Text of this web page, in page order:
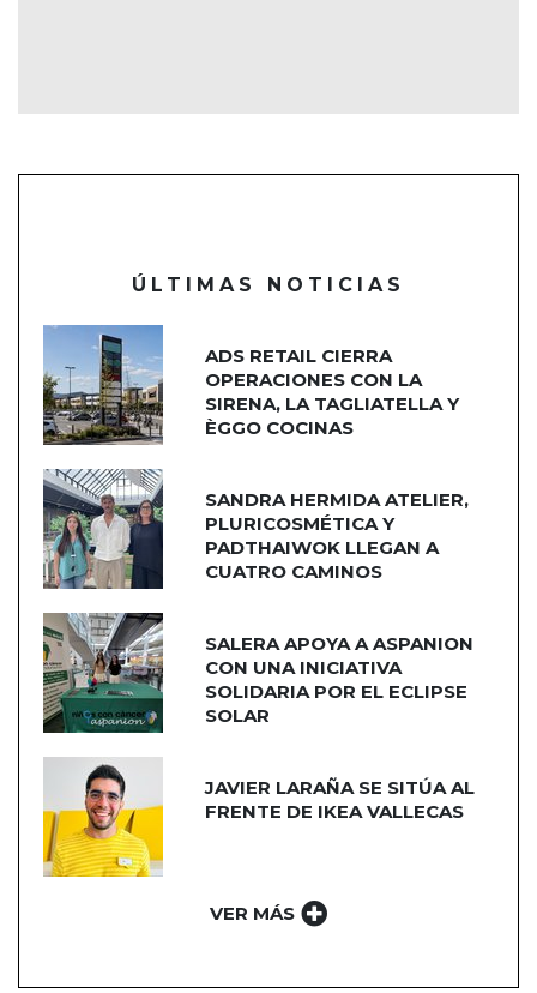
ÚLTIMAS NOTICIAS
ADS RETAIL CIERRA
OPERACIONES CON LA
SIRENA, LA TAGLIATELLA Y
ÈGGO COCINAS
SANDRA HERMIDA ATELIER,
PLURICOSMÉTICA Y
PADTHAIWOK LLEGAN A
CUATRO CAMINOS
SALERA APOYA A ASPANION
CON UNA INICIATIVA
SOLIDARIA POR EL ECLIPSE
SOLAR
JAVIER LARAÑA SE SITÚA AL
FRENTE DE IKEA VALLECAS
VER MÁS